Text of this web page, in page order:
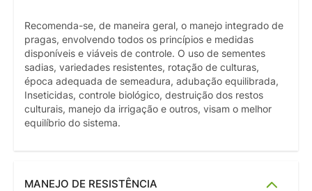
Recomenda-se, de maneira geral, o manejo integrado de
pragas, envolvendo todos os princípios e medidas
disponíveis e viáveis de controle. O uso de sementes
sadias, variedades resistentes, rotação de culturas,
época adequada de semeadura, adubação equilibrada,
Inseticidas, controle biológico, destruição dos restos
culturais, manejo da irrigação e outros, visam o melhor
equilíbrio do sistema.
MANEJO DE RESISTÊNCIA